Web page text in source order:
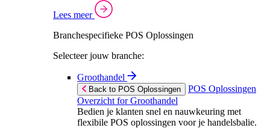
Lees meer
Branchespecifieke POS Oplossingen
Selecteer jouw branche:
Groothandel
Back to POS Oplossingen
POS Oplossingen
Overzicht for Groothandel
Bedien je klanten snel en nauwkeuring met
flexibile POS oplossingen voor je handelsbalie.